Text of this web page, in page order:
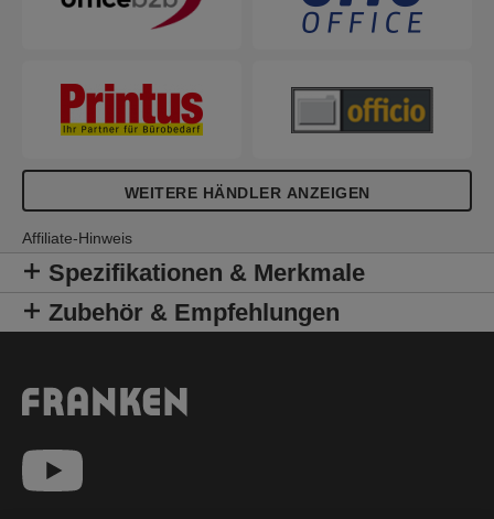
WEITERE HÄNDLER ANZEIGEN
Affiliate-Hinweis
Spezifikationen & Merkmale
Zubehör & Empfehlungen